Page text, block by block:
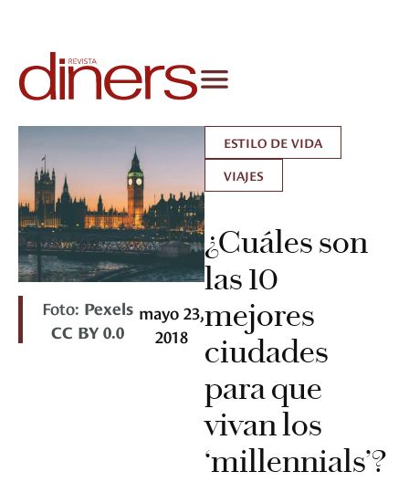
Foto: Pexels
CC BY 0.0
mayo 23,
2018
ESTILO DE VIDA
VIAJES
¿Cuáles son
las 10
mejores
ciudades
para que
vivan los
‘millennials’?